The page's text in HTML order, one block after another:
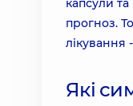
капсули
прогноз.
лікування
Які